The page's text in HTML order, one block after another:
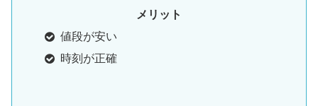
メリット
値段が安い
時刻が正確